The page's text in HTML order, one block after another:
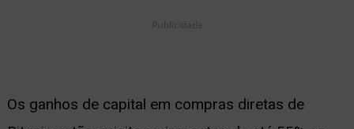
Publicidade
Os ganhos de capital em compras diretas de